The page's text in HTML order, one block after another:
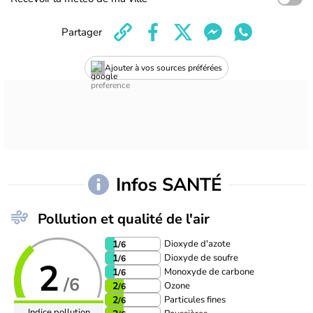
Ajouter à vos sources préférées
Partager
Infos SANTÉ
Pollution et qualité de l'air
2 /6
1/6 Dioxyde d'azote
1/6 Dioxyde de soufre
1/6 Monoxyde de carbone
2/6 Ozone
2/6 Particules fines